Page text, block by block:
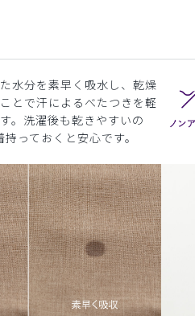
水分を素早く吸水し、乾燥
とで汗によるべたつきを軽
。洗濯後も乾きやすいの
持っておくと安心です。